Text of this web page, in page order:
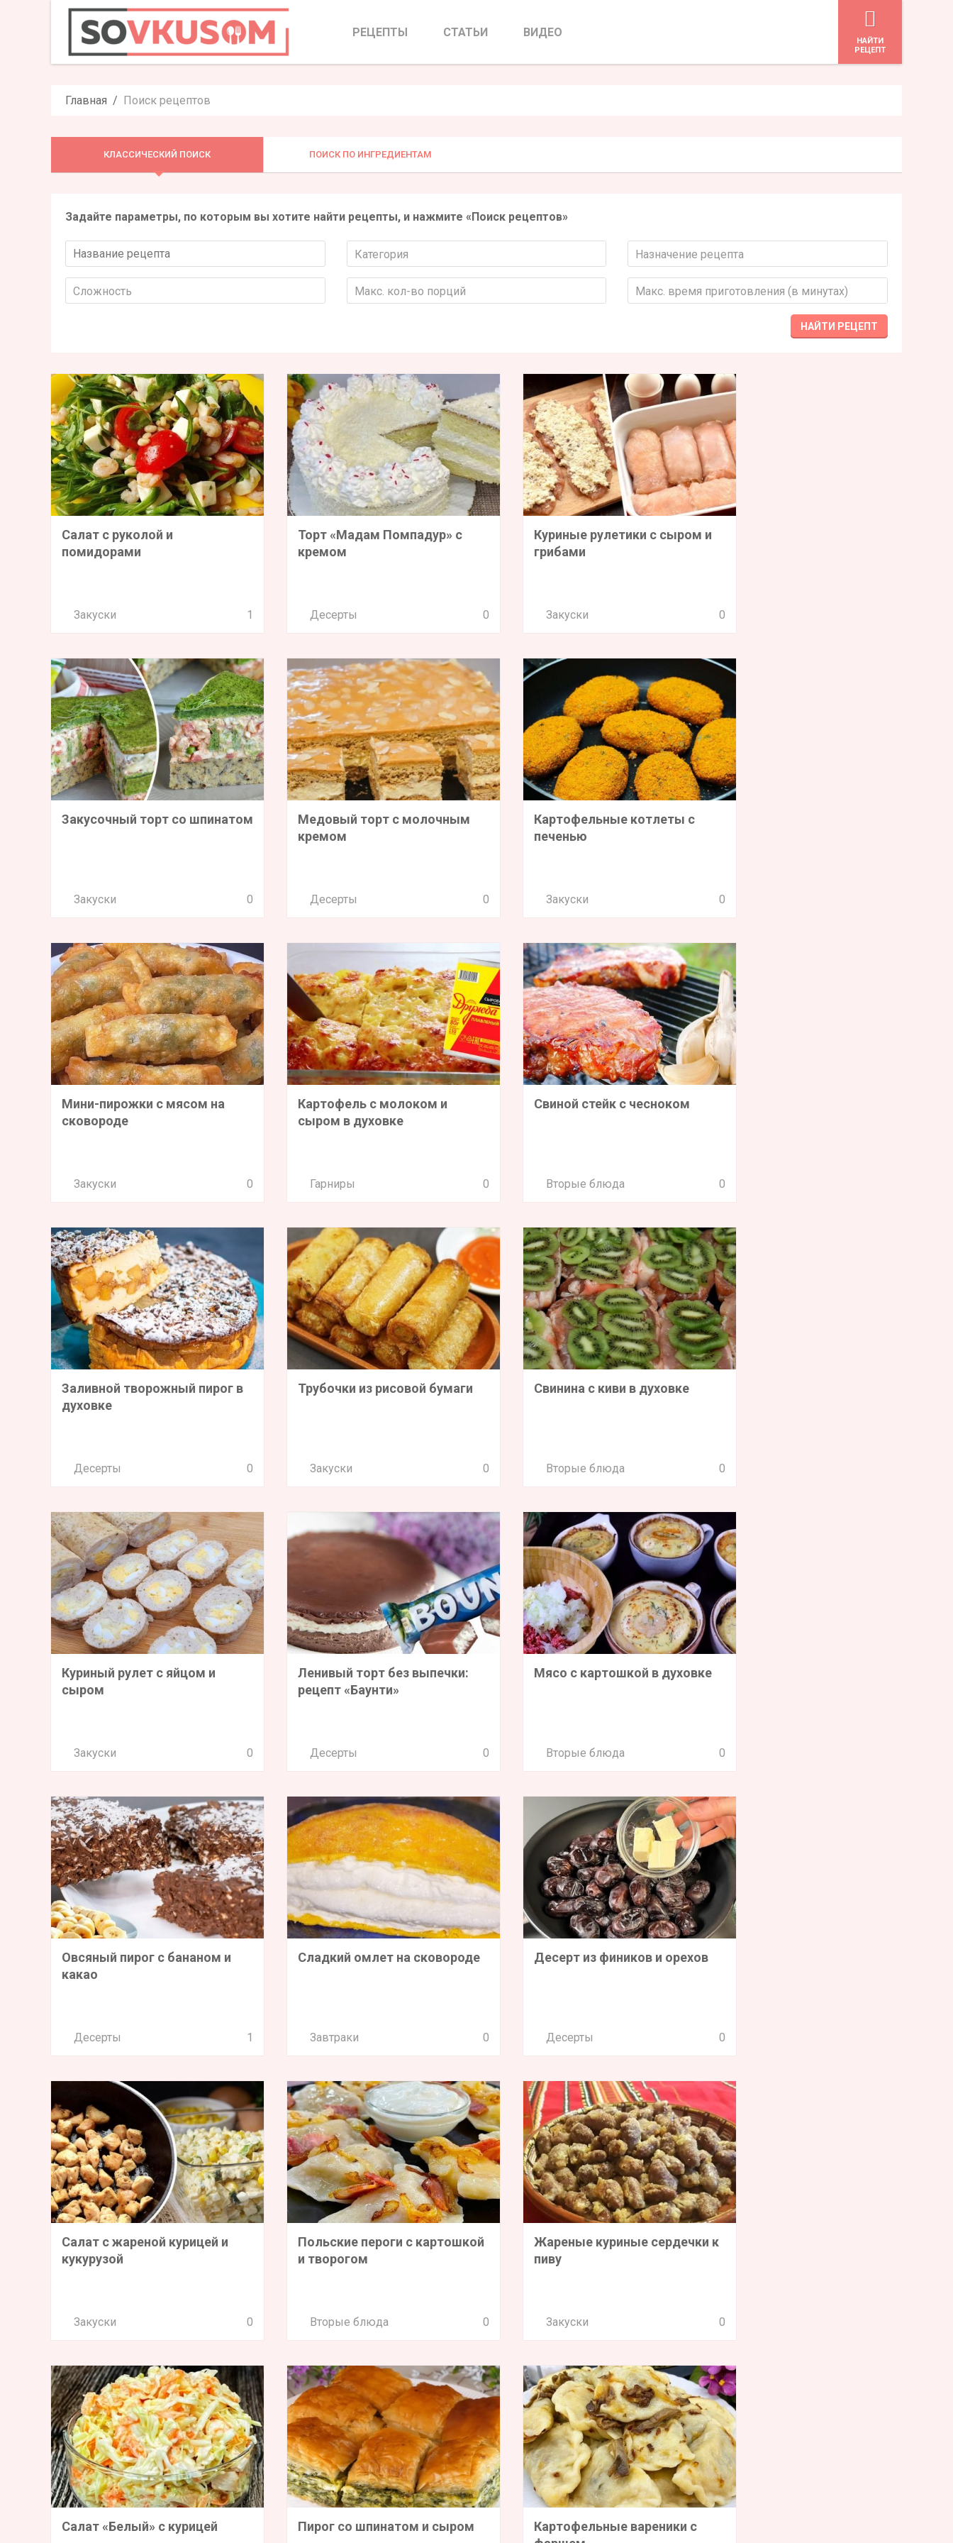
РЕЦЕПТЫ СТАТЬИ ВИДЕО
HАЙТИ
РЕЦЕПТ
Главная Поиск рецептов
КЛАССИЧЕСКИЙ ПОИСК ПОИСК ПО ИНГРЕДИЕНТАМ
Задайте параметры, по которым вы хотите найти рецепты, и нажмите «Поиск рецептов»
Категория Назначение рецепта
Сложность Макс. кол-во порций Макс. время приготовления (в минутах)
Салат с руколой и
помидорами
Закуски 1
Торт «Мадам Помпадур» с
кремом
Десерты 0
Куриные рулетики с сыром и
грибами
Закуски 0
Закусочный торт со шпинатом
Закуски 0
Медовый торт с молочным
кремом
Десерты 0
Картофельные котлеты с
печенью
Закуски 0
Мини-пирожки с мясом на
сковороде
Закуски 0
Картофель с молоком и
сыром в духовке
Гарниры 0
Свиной стейк с чесноком
Вторые блюда 0
Заливной творожный пирог в
духовке
Десерты 0
Трубочки из рисовой бумаги
Закуски 0
Свинина с киви в духовке
Вторые блюда 0
Куриный рулет с яйцом и
сыром
Закуски 0
Ленивый торт без выпечки:
рецепт «Баунти»
Десерты 0
Мясо с картошкой в духовке
Вторые блюда 0
Овсяный пирог с бананом и
какао
Десерты 1
Сладкий омлет на сковороде
Завтраки 0
Десерт из фиников и орехов
Десерты 0
Салат с жареной курицей и
кукурузой
Закуски 0
Польские пероги с картошкой
и творогом
Вторые блюда 0
Жареные куриные сердечки к
пиву
Закуски 0
Салат «Белый» с курицей Пирог со шпинатом и сыром
Картофельные вареники с